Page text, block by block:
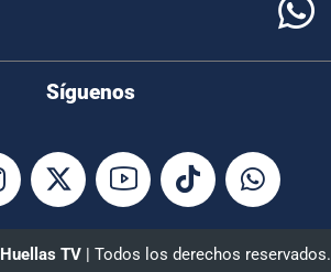
Síguenos
Huellas TV| Todos los derechos reservados.